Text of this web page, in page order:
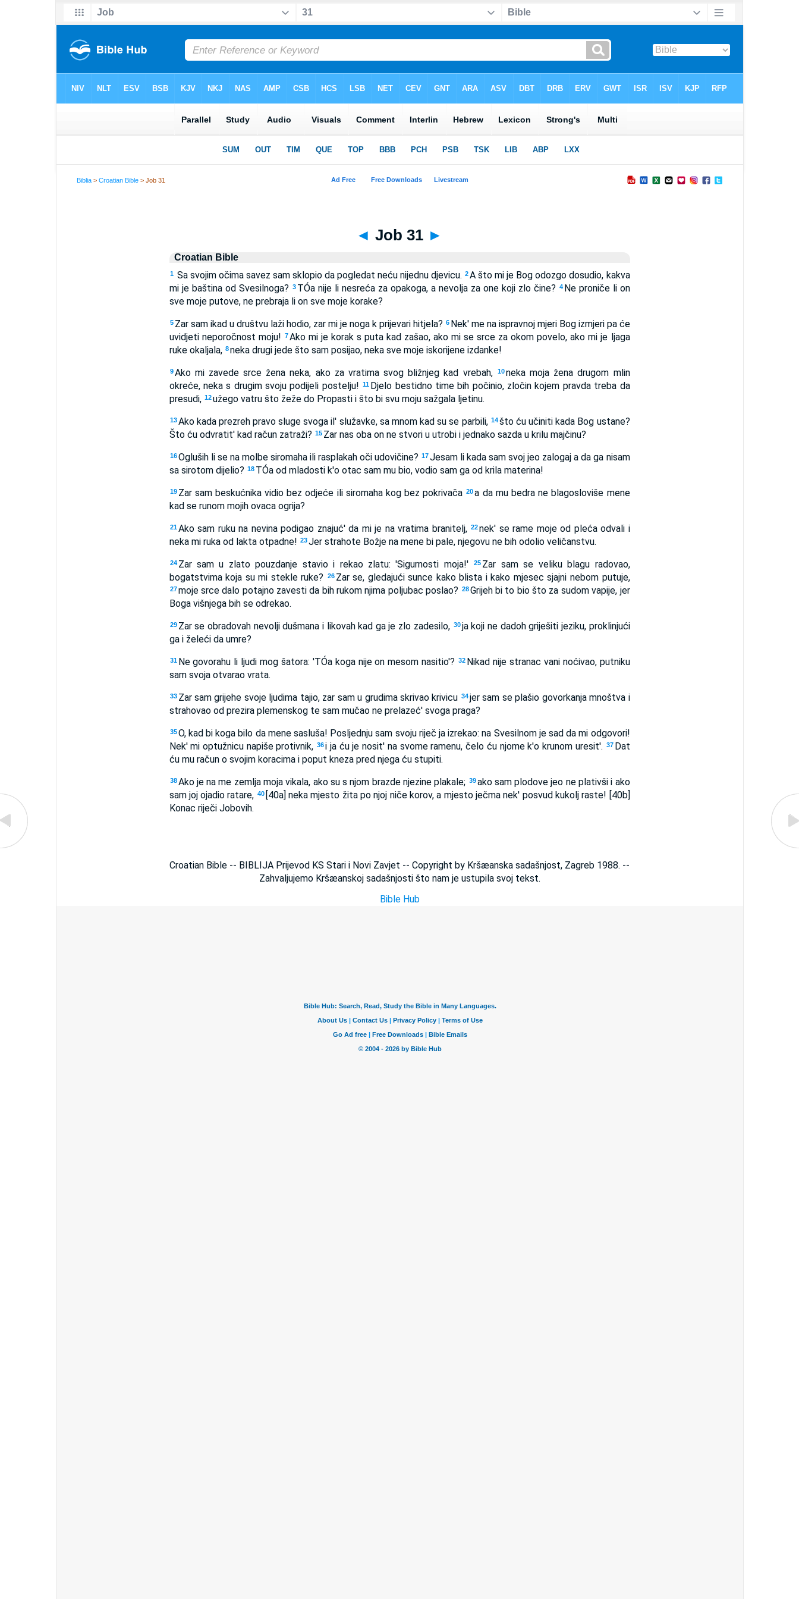
Biblia >Croatian Bible > Job 31
◄ Job 31 ►
Croatian Bible
1 Sa svojim očima savez sam sklopio da pogledat neću nijednu djevicu. 2A što mi je Bog odozgo dosudio, kakva
mi je baština od Svesilnoga? 3 TÓa nije li nesreća za opakoga, a nevolja za one koji zlo čine? 4 Ne proniče li on
sve moje putove, ne prebraja li on sve moje korake?
5 Zar sam ikad u društvu laži hodio, zar mi je noga k prijevari hitjela? 6 Nek' me na ispravnoj mjeri Bog izmjeri pa će
uvidjeti neporočnost moju! 7Ako mi je korak s puta kad zašao, ako mi se srce za okom povelo, ako mi je ljaga
ruke okaljala, 8 neka drugi jede što sam posijao, neka sve moje iskorijene izdanke!
9 Ako mi zavede srce žena neka, ako za vratima svog bližnjeg kad vrebah, 10neka moja žena drugom mlin
okreće, neka s drugim svoju podijeli postelju! 11 Djelo bestidno time bih počinio, zločin kojem pravda treba da
presudi, 12 užego vatru što žeže do Propasti i što bi svu moju sažgala ljetinu.
13 Ako kada prezreh pravo sluge svoga il' služavke, sa mnom kad su se parbili, 14što ću učiniti kada Bog ustane?
Što ću odvratit' kad račun zatraži? 15 Zar nas oba on ne stvori u utrobi i jednako sazda u krilu majčinu?
16 Ogluših li se na molbe siromaha ili rasplakah oči udovičine? 17Jesam li kada sam svoj jeo zalogaj a da ga nisam
sa sirotom dijelio? 18 TÓa od mladosti k'o otac sam mu bio, vodio sam ga od krila materina!
19 Zar sam beskućnika vidio bez odjeće ili siromaha kog bez pokrivača 20 a da mu bedra ne blagosloviše mene
kad se runom mojih ovaca ogrija?
21 Ako sam ruku na nevina podigao znajuć' da mi je na vratima branitelj, 22nek' se rame moje od pleća odvali i
neka mi ruka od lakta otpadne! 23 Jer strahote Božje na mene bi pale, njegovu ne bih odolio veličanstvu.
24 Zar sam u zlato pouzdanje stavio i rekao zlatu: 'Sigurnosti moja!' 25 Zar sam se veliku blagu radovao,
bogatstvima koja su mi stekle ruke?
26 Zar se, gledajući sunce kako blista i kako mjesec sjajni nebom putuje,
27 moje srce dalo potajno zavesti da bih rukom njima poljubac poslao? 28 Grijeh bi to bio što za sudom vapije, jer
Boga višnjega bih se odrekao.
29 Zar se obradovah nevolji dušmana i likovah kad ga je zlo zadesilo, 30 ja koji ne dadoh griješiti jeziku, proklinjući
ga i želeći da umre?
31 Ne govorahu li ljudi mog šatora: 'TÓa koga nije on mesom nasitio'? 32 Nikad nije stranac vani noćivao, putniku
sam svoja otvarao vrata.
33 Zar sam grijehe svoje ljudima tajio, zar sam u grudima skrivao krivicu 34jer sam se plašio govorkanja mnoštva i
strahovao od prezira plemenskog te sam mučao ne prelazeć' svoga praga?
35 O, kad bi koga bilo da mene sasluša! Posljednju sam svoju riječ ja izrekao: na Svesilnom je sad da mi odgovori!
Nek' mi optužnicu napiše protivnik, 36i ja ću je nosit' na svome ramenu, čelo ću njome k'o krunom uresit'. 37 Dat
ću mu račun o svojim koracima i poput kneza pred njega ću stupiti.
38 Ako je na me zemlja moja vikala, ako su s njom brazde njezine plakale; 39 ako sam plodove jeo ne plativši i ako
sam joj ojadio ratare, 40 [40a] neka mjesto žita po njoj niče korov, a mjesto ječma nek' posvud kukolj raste! [40b]
Konac riječi Jobovih.
Croatian Bible -- BIBLIJA Prijevod KS Stari i Novi Zavjet -- Copyright by Kršæanska sadašnjost, Zagreb 1988. --
Zahvaljujemo Kršæanskoj sadašnjosti što nam je ustupila svoj tekst.
Bible Hub